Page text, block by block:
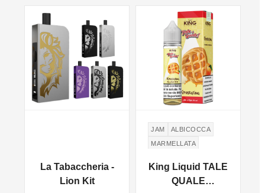
La Tabaccheria -
Lion Kit
JAM
ALBICOCCA
MARMELLATA
King Liquid TALE
QUALE